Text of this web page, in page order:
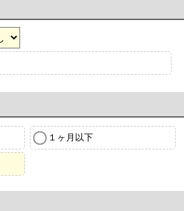
１ヶ月以下